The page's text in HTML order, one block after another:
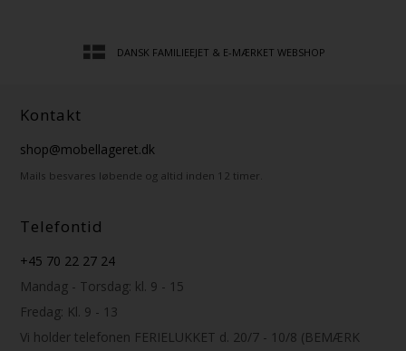
DANSK FAMILIEEJET & E-MÆRKET WEBSHOP
Kontakt
shop@mobellageret.dk
Mails besvares løbende og altid inden 12 timer.
Telefontid
+45 70 22 27 24
Mandag - Torsdag: kl. 9 - 15
Fredag: Kl. 9 - 13
Vi holder telefonen FERIELUKKET d. 20/7 - 10/8 (BEMÆRK